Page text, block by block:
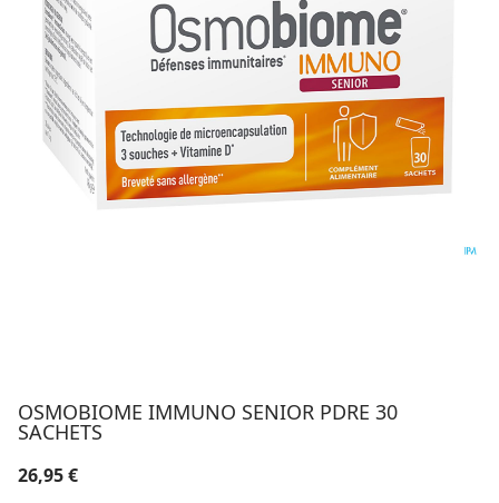
OSMOBIOME IMMUNO SENIOR PDRE 30
SACHETS
26,95€